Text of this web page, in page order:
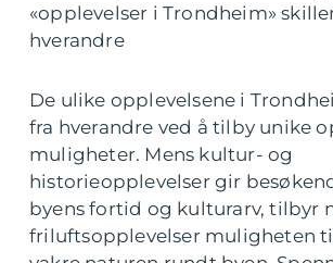
«opplevelser i Trondheim»
hverandre
De ulike opplevelsene i
fra hverandre ved å tilby unike
muligheter. Mens kultur- og
historieopplevelser gir
byens fortid og kulturarv, tilbyr
friluftsopplevelser muligheten